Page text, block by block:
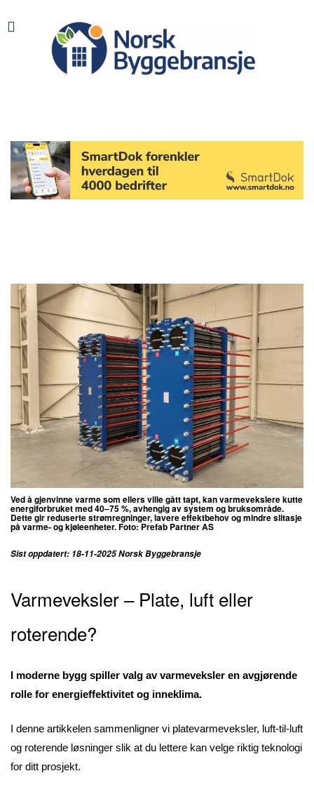
Ved å gjenvinne varme som ellers ville gått tapt, kan varmevekslere kutte
energiforbruket med 40–75 %, avhengig av system og bruksområde.
Dette gir reduserte strømregninger, lavere effektbehov og mindre slitasje
på varme- og kjøleenheter. Foto: Prefab Partner AS
Sist oppdatert: 18-11-2025 Norsk Byggebransje
Varmeveksler – Plate, luft eller
roterende?
I moderne bygg spiller valg av varmeveksler en avgjørende
rolle for energieffektivitet og inneklima.
I denne artikkelen sammenligner vi platevarmeveksler, luft-til-luft
og roterende løsninger slik at du lettere kan velge riktig teknologi
for ditt prosjekt.